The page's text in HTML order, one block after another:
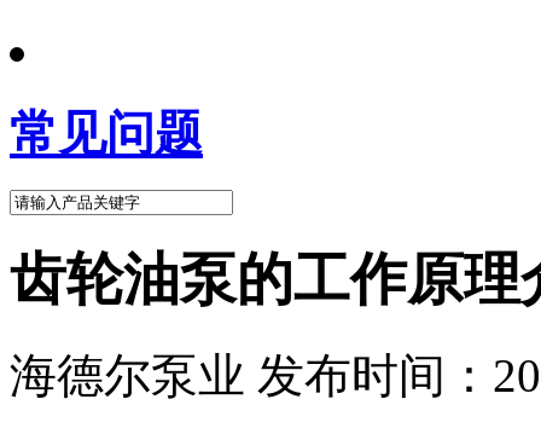
常见问题
齿轮油泵的工作原理
海德尔泵业 发布时间：